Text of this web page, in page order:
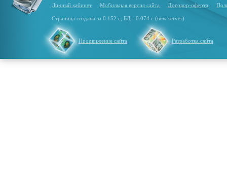
Личный кабинет Мобильная версия сайта Договор-оферта
Страница создана за 0.152 с, БД - 0.074 с (new server)
Продвижение сайта Разработка сайта